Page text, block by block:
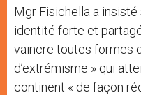
Mgr Fisichella a insisté
identité forte et
vaincre toutes formes
d’extrémisme » qui
continent « de façon